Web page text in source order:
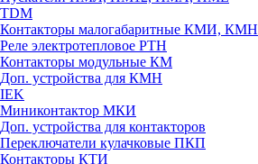
TDM
Контакторы малогабаритные КМИ, КМН
Реле электротепловое РТН
Контакторы модульные КМ
Доп. устройства для КМН
IEK
Миниконтактор МКИ
Доп. устройства для контакторов
Переключатели кулачковые ПКП
Контакторы КТИ